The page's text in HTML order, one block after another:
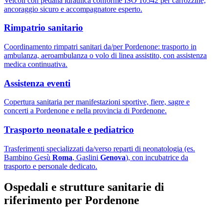
ancoraggio sicuro e accompagnatore esperto.
Rimpatrio sanitario
Coordinamento rimpatri sanitari da/per Pordenone: trasporto in
ambulanza, aeroambulanza o volo di linea assistito, con assistenza
medica continuativa.
Assistenza eventi
Copertura sanitaria per manifestazioni sportive, fiere, sagre e
concerti a Pordenone e nella provincia di Pordenone.
Trasporto neonatale e pediatrico
Trasferimenti specializzati da/verso reparti di neonatologia (es.
Bambino Gesù Roma, Gaslini Genova), con incubatrice da
trasporto e personale dedicato.
Ospedali e strutture sanitarie di
riferimento per Pordenone